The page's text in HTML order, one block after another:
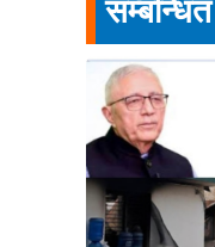
सम्बन्धित